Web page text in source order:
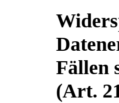
Fällen
(Art.